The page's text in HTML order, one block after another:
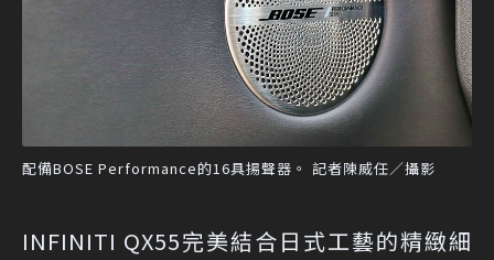
配備BOSE Performance的16具揚聲器。 記者陳威任／攝影
INFINITI QX55完美結合日式工藝的精緻細